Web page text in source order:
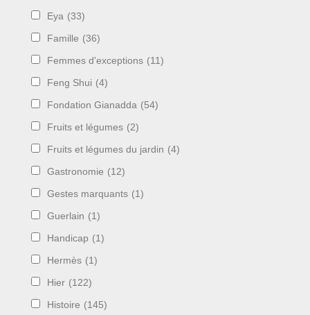
Eya (33)
Famille (36)
Femmes d'exceptions (11)
Feng Shui (4)
Fondation Gianadda (54)
Fruits et légumes (2)
Fruits et légumes du jardin (4)
Gastronomie (12)
Gestes marquants (1)
Guerlain (1)
Handicap (1)
Hermès (1)
Hier (122)
Histoire (145)